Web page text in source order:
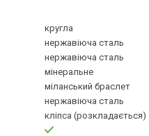
кругла
нержавіюча сталь
нержавіюча сталь
мінеральне
міланський браслет
нержавіюча сталь
кліпса (розкладається)